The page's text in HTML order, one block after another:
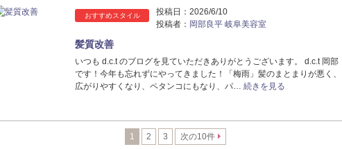
おすすめスタイル 投稿日： 2026/6/10
投稿者： 岡部良平 岐阜美容室
髪質改善
いつも d.c.t のブログを見ていただきありがとうございます。 d.c.t 岡部
です！今年も忘れずにやってきました！「梅雨」髪のまとまりが悪く、
広がりやすくなり、ペタンコにもなり、パ… 続きを見る
1 2 3 次の10件